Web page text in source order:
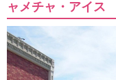
ャメチャ・アイス